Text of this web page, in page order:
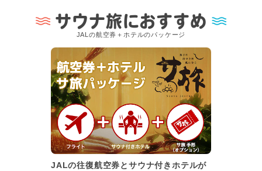
サウナ旅におすすめ
JALの航空券＋ホテルのパッケージ
JALの往復航空券とサウナ付きホテルが